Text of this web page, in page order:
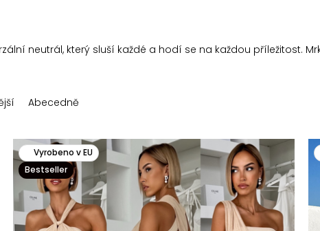
neutrál, který sluší každé a hodí se na každou příležitost.
Abecedně
Vyrobeno v EU
Bestseller